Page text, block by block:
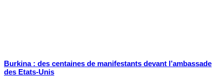
Burkina : des centaines de manifestants devant l’ambassade
des Etats-Unis